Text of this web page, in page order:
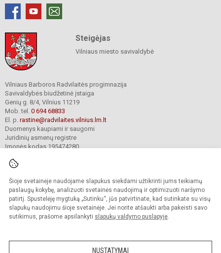
Šioje svetainėje naudojame slapukus siekdami užtikrinti jums teikiamų
paslaugų kokybę, analizuoti svetainės naudojimą ir optimizuoti naršymo
patirtį. Spustelėję mygtuką „Sutinku“, jūs patvirtinate, kad sutinkate su visų
slapukų naudojimu šioje svetainėje. Jei norite atšaukti arba pakeisti savo
sutikimus, prašome apsilankyti slapukų valdymo puslapyje.
NUSTATYMAI
Steigėjas
Vilniaus miesto savivaldybė
Vilniaus Barboros Radvilaitės progimnazija
Savivaldybės biudžetinė įstaiga
Genių g. 8/4, Vilnius 11219
Mob. tel. 0 694 68833
El. p. rastine@radvilaites.vilnius.lm.lt
Duomenys kaupiami ir saugomi
Juridinių asmenų registre
Įmonės kodas 195474280
© 2023. Vilniaus Barboros Radvilaitės progimnazija. Visos teisės saugomos.
Kopijuoti turinį be raštiško įstaigos administracijos sutikimo griežtai draudžiama.
Prieinamumo paraiška Slapukų valdymas
Sumanus būdas atnaujinti